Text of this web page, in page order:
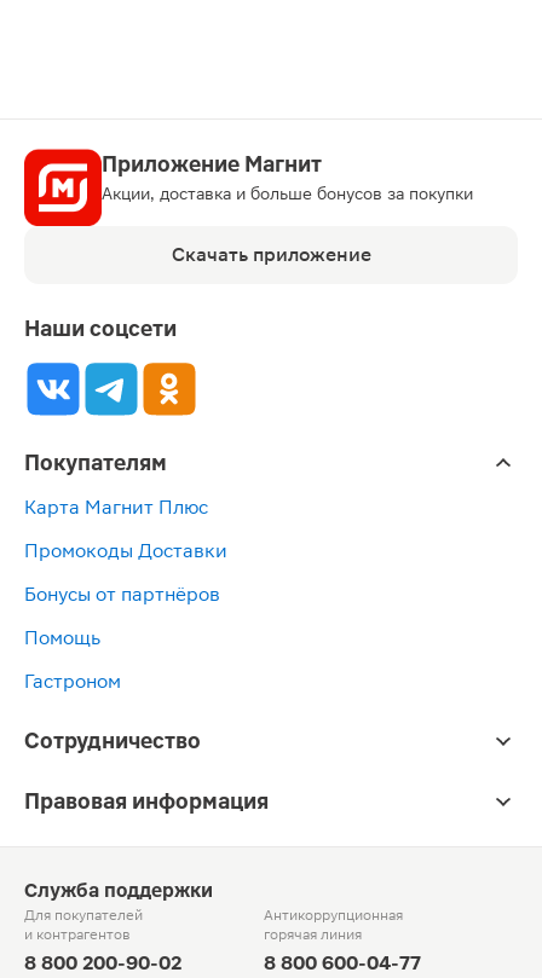
Приложение Магнит
Акции, доставка и больше бонусов за покупки
Скачать приложение
Наши соцсети
Покупателям
Карта Магнит Плюс
Промокоды Доставки
Бонусы от партнёров
Помощь
Гастроном
Сотрудничество
Правовая информация
Служба поддержки
Для покупателей
и контрагентов
8 800 200-90-02
Антикоррупционная
горячая линия
8 800 600-04-77